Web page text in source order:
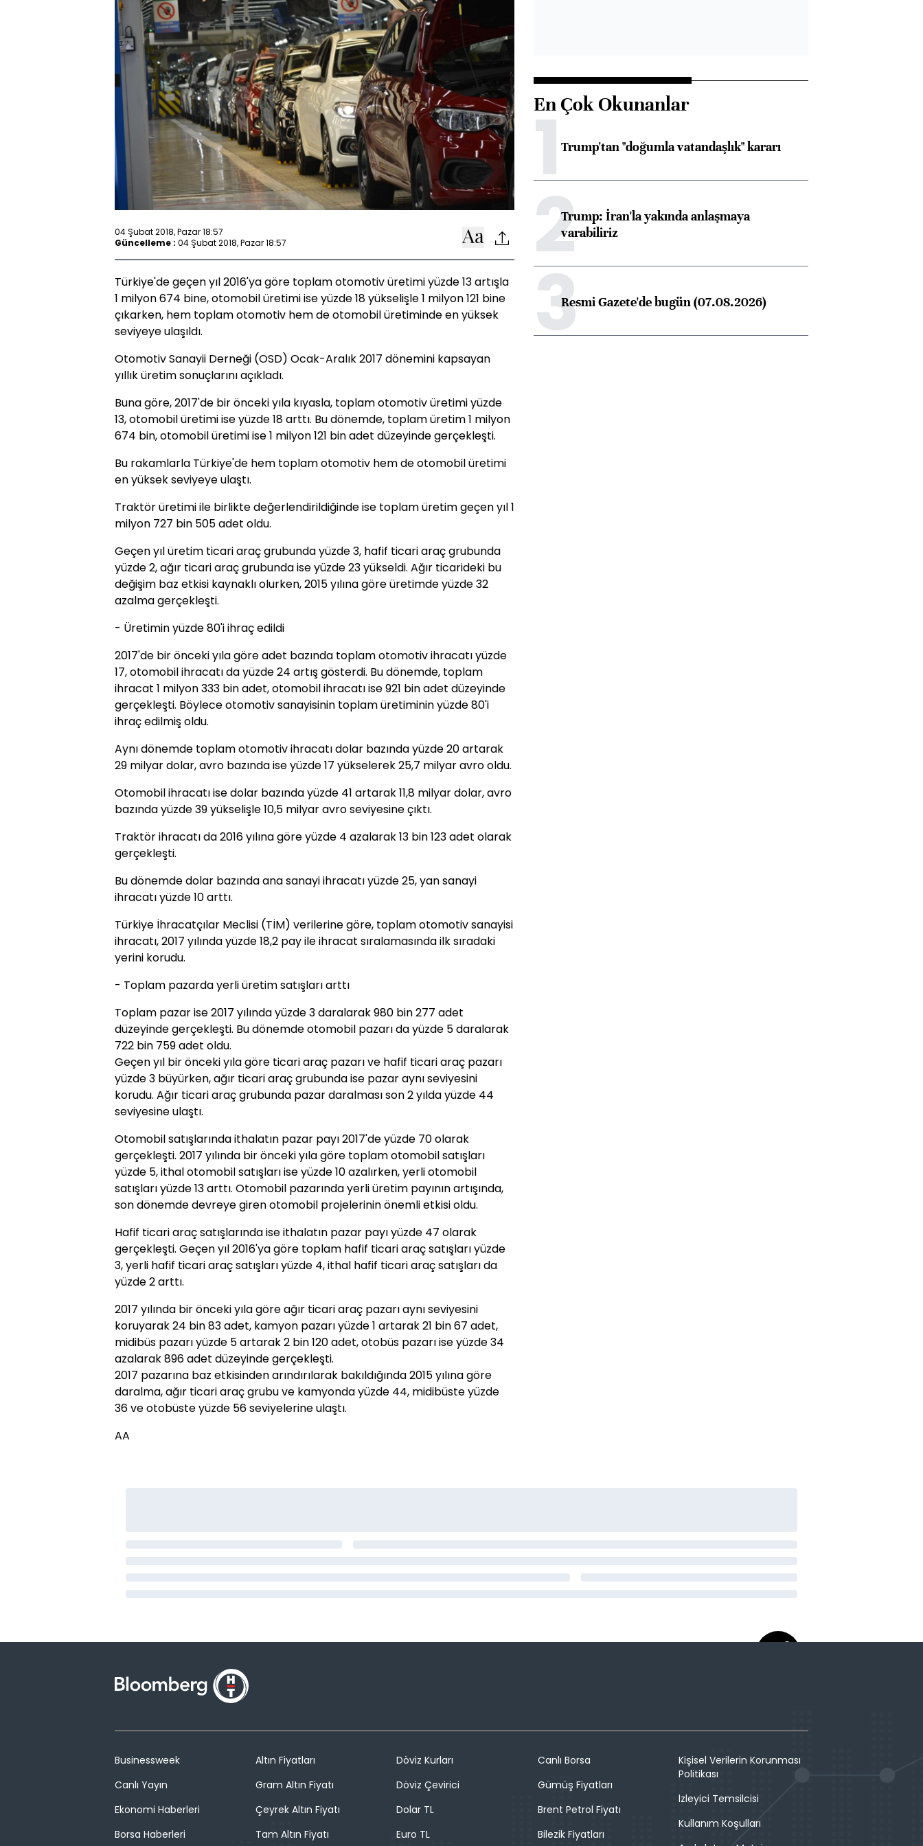
04 Şubat 2018, Pazar 18:57
Güncelleme : 04 Şubat 2018, Pazar 18:57
Türkiye'de geçen yıl 2016'ya göre toplam otomotiv üretimi yüzde 13 artışla
1 milyon 674 bine, otomobil üretimi ise yüzde 18 yükselişle 1 milyon 121 bine
çıkarken, hem toplam otomotiv hem de otomobil üretiminde en yüksek
seviyeye ulaşıldı.
Otomotiv Sanayii Derneği (OSD) Ocak-Aralık 2017 dönemini kapsayan
yıllık üretim sonuçlarını açıkladı.
Buna göre, 2017'de bir önceki yıla kıyasla, toplam otomotiv üretimi yüzde
13, otomobil üretimi ise yüzde 18 arttı. Bu dönemde, toplam üretim 1 milyon
674 bin, otomobil üretimi ise 1 milyon 121 bin adet düzeyinde gerçekleşti.
Bu rakamlarla Türkiye'de hem toplam otomotiv hem de otomobil üretimi
en yüksek seviyeye ulaştı.
Traktör üretimi ile birlikte değerlendirildiğinde ise toplam üretim geçen yıl 1
milyon 727 bin 505 adet oldu.
Geçen yıl üretim ticari araç grubunda yüzde 3, hafif ticari araç grubunda
yüzde 2, ağır ticari araç grubunda ise yüzde 23 yükseldi. Ağır ticarideki bu
değişim baz etkisi kaynaklı olurken, 2015 yılına göre üretimde yüzde 32
azalma gerçekleşti.
- Üretimin yüzde 80'i ihraç edildi
2017'de bir önceki yıla göre adet bazında toplam otomotiv ihracatı yüzde
17, otomobil ihracatı da yüzde 24 artış gösterdi. Bu dönemde, toplam
ihracat 1 milyon 333 bin adet, otomobil ihracatı ise 921 bin adet düzeyinde
gerçekleşti. Böylece otomotiv sanayisinin toplam üretiminin yüzde 80'i
ihraç edilmiş oldu.
Aynı dönemde toplam otomotiv ihracatı dolar bazında yüzde 20 artarak
29 milyar dolar, avro bazında ise yüzde 17 yükselerek 25,7 milyar avro oldu.
Otomobil ihracatı ise dolar bazında yüzde 41 artarak 11,8 milyar dolar, avro
bazında yüzde 39 yükselişle 10,5 milyar avro seviyesine çıktı.
Traktör ihracatı da 2016 yılına göre yüzde 4 azalarak 13 bin 123 adet olarak
gerçekleşti.
Bu dönemde dolar bazında ana sanayi ihracatı yüzde 25, yan sanayi
ihracatı yüzde 10 arttı.
Türkiye İhracatçılar Meclisi (TİM) verilerine göre, toplam otomotiv sanayisi
ihracatı, 2017 yılında yüzde 18,2 pay ile ihracat sıralamasında ilk sıradaki
yerini korudu.
- Toplam pazarda yerli üretim satışları arttı
Toplam pazar ise 2017 yılında yüzde 3 daralarak 980 bin 277 adet
düzeyinde gerçekleşti. Bu dönemde otomobil pazarı da yüzde 5 daralarak
722 bin 759 adet oldu.
Geçen yıl bir önceki yıla göre ticari araç pazarı ve hafif ticari araç pazarı
yüzde 3 büyürken, ağır ticari araç grubunda ise pazar aynı seviyesini
korudu. Ağır ticari araç grubunda pazar daralması son 2 yılda yüzde 44
seviyesine ulaştı.
Otomobil satışlarında ithalatın pazar payı 2017'de yüzde 70 olarak
gerçekleşti. 2017 yılında bir önceki yıla göre toplam otomobil satışları
yüzde 5, ithal otomobil satışları ise yüzde 10 azalırken, yerli otomobil
satışları yüzde 13 arttı. Otomobil pazarında yerli üretim payının artışında,
son dönemde devreye giren otomobil projelerinin önemli etkisi oldu.
Hafif ticari araç satışlarında ise ithalatın pazar payı yüzde 47 olarak
gerçekleşti. Geçen yıl 2016'ya göre toplam hafif ticari araç satışları yüzde
3, yerli hafif ticari araç satışları yüzde 4, ithal hafif ticari araç satışları da
yüzde 2 arttı.
2017 yılında bir önceki yıla göre ağır ticari araç pazarı aynı seviyesini
koruyarak 24 bin 83 adet, kamyon pazarı yüzde 1 artarak 21 bin 67 adet,
midibüs pazarı yüzde 5 artarak 2 bin 120 adet, otobüs pazarı ise yüzde 34
azalarak 896 adet düzeyinde gerçekleşti.
2017 pazarına baz etkisinden arındırılarak bakıldığında 2015 yılına göre
daralma, ağır ticari araç grubu ve kamyonda yüzde 44, midibüste yüzde
36 ve otobüste yüzde 56 seviyelerine ulaştı.
AA
En Çok Okunanlar
1Trump'tan "doğumla vatandaşlık" kararı
2Trump: İran'la yakında anlaşmaya
varabiliriz
3Resmi Gazete'de bugün (07.08.2026)
Businessweek
Canlı Yayın
Ekonomi Haberleri
Borsa Haberleri
Altın Fiyatları
Gram Altın Fiyatı
Çeyrek Altın Fiyatı
Tam Altın Fiyatı
Döviz Kurları
Döviz Çevirici
Dolar TL
Euro TL
Canlı Borsa
Gümüş Fiyatları
Brent Petrol Fiyatı
Bilezik Fiyatları
Kişisel Verilerin Korunması
Politikası
İzleyici Temsilcisi
Kullanım Koşulları